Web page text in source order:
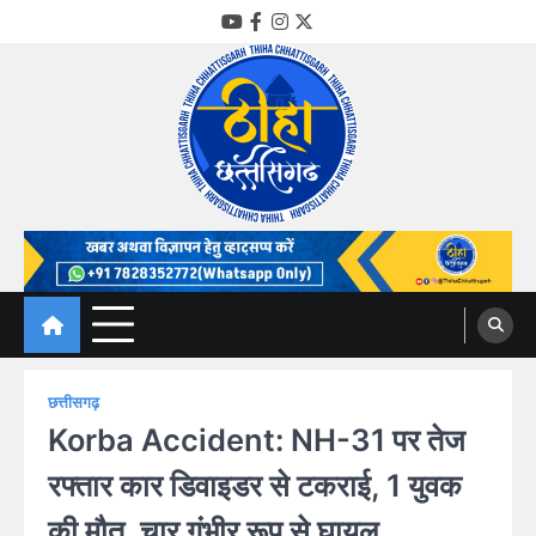
YouTube
Facebook
Instagram
Twitter
Thiha Chhattisgarh
गोठ जन-जन के
छत्तीसगढ़
Korba Accident: NH-31 पर तेज
रफ्तार कार डिवाइडर से टकराई, 1 युवक